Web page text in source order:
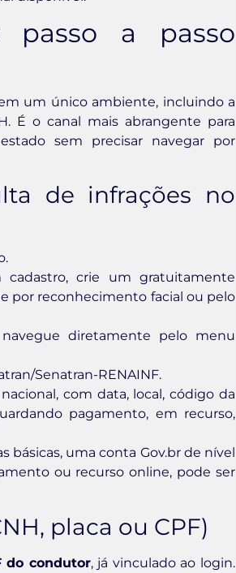
passo a passo
um único ambiente, incluindo a
É o canal mais abrangente para
sem precisar navegar por
de infrações no
cadastro, crie um gratuitamente
por reconhecimento facial ou pelo
diretamente pelo menu
Senatran-RENAINF.
com data, local, código da
pagamento, em recurso,
básicas, uma conta Gov.br de nível
ou recurso online, pode ser
placa ou CPF)
do condutor, já vinculado ao login.